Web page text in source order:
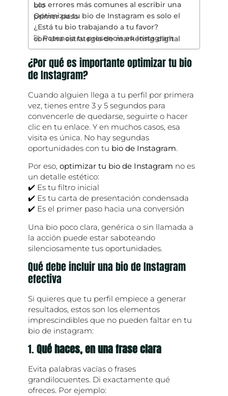
Los errores más comunes al escribir una bio
Optimizar tu bio de Instagram es solo el primer paso
¿Está tu bio trabajando a tu favor?
🚀 Potencia tu presencia en Instagram con una estrategia de marketing digital
¿Por qué es importante optimizar tu bio
de Instagram?
Cuando alguien llega a tu perfil por primera
vez, tienes entre 3 y 5 segundos para
convencerle de quedarse, seguirte o hacer
clic en tu enlace. Y en muchos casos, esa
visita es única. No hay segundas
oportunidades con tu bio de Instagram.
Por eso, optimizar tu bio de Instagram no es
un detalle estético:
✔️ Es tu filtro inicial
✔️ Es tu carta de presentación condensada
✔️ Es el primer paso hacia una conversión
Una bio poco clara, genérica o sin llamada a
la acción puede estar saboteando
silenciosamente tus oportunidades.
Qué debe incluir una bio de Instagram
efectiva
Si quieres que tu perfil empiece a generar
resultados, estos son los elementos
imprescindibles que no pueden faltar en tu
bio de instagram:
1.Qué haces, en una frase clara
Evita palabras vacías o frases
grandilocuentes. Di exactamente qué
ofreces. Por ejemplo: